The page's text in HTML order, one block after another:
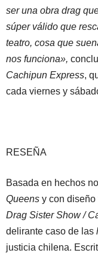
ser una obra drag
súper válido que
teatro, cosa que
nos funciona»,
Cachipun Express,
cada viernes y
RESEÑA
Basada en hechos
Queens y con
Drag Sister Show /
delirante caso de las
justicia chilena.